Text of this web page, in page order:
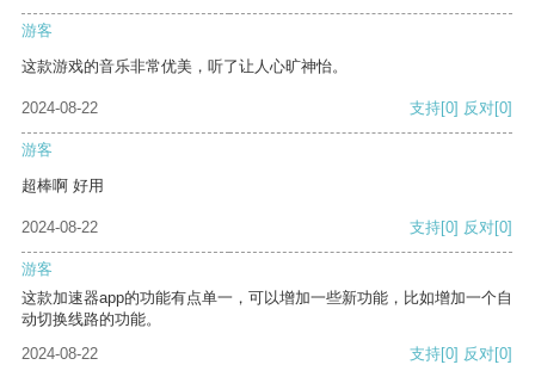
游客
这款游戏的音乐非常优美，听了让人心旷神怡。
2024-08-22 支持[0] 反对[0]
游客
超棒啊 好用
2024-08-22 支持[0] 反对[0]
游客
这款加速器app的功能有点单一，可以增加一些新功能，比如增加一个自
动切换线路的功能。
2024-08-22
支持[0] 反对[0]